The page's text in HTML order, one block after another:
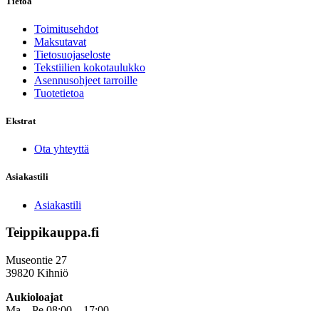
Toimitusehdot
Maksutavat
Tietosuojaseloste
Tekstiilien kokotaulukko
Asennusohjeet tarroille
Tuotetietoa
Ekstrat
Ota yhteyttä
Asiakastili
Asiakastili
Teippikauppa.fi
Museontie 27
39820 Kihniö
Aukioloajat